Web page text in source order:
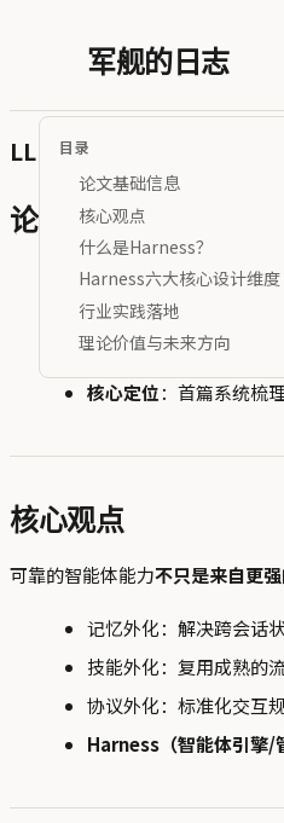
军舰的日志
目录
论文基础信息
核心观点
什么是Harness？
Harness六大核心设计维度
行业实践落地
理论价值与未来方向
LLM 智能体的外化：记
论文基础信息
论文：Externalization
论文ID：arXiv:2604.08224
发布时间：2026-04-09
核心定位：首篇系统梳
核心观点
可靠的智能体能力不只是来自更
记忆外化：解决跨会话
技能外化：复用成熟的
协议外化：标准化交互
Harness（智能体引擎/